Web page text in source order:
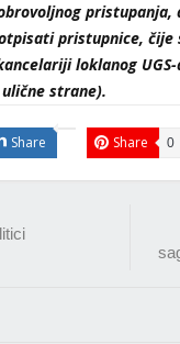
pristupnice, čije
loklanog
strane).
Share Share 0